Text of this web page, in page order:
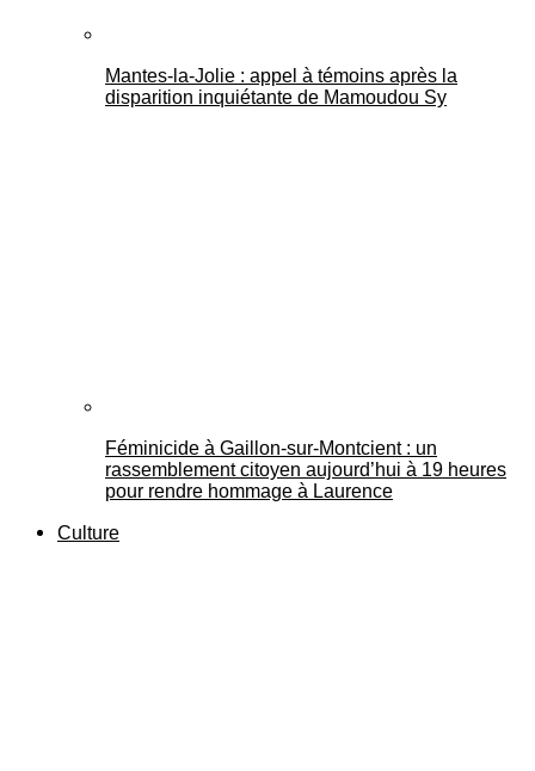
Mantes-la-Jolie : appel à témoins après la
disparition inquiétante de Mamoudou Sy
Féminicide à Gaillon‑sur‑Montcient : un
rassemblement citoyen aujourd’hui à 19 heures
pour rendre hommage à Laurence
Culture